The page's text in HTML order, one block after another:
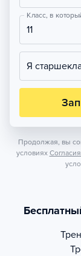
Класс, в
11
Я
Продолжая, вы
условиях